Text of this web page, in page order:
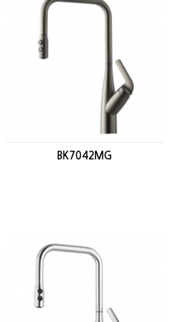
BK7042MG